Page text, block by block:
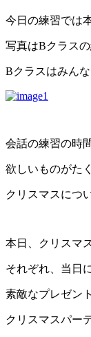
今日の練習では
写真はBクラス
Bクラスはみん
会話の練習の時
欲しいものがた
クリスマスにつ
本日、クリスマ
それぞれ、当日
素敵なプレゼン
クリスマスパー